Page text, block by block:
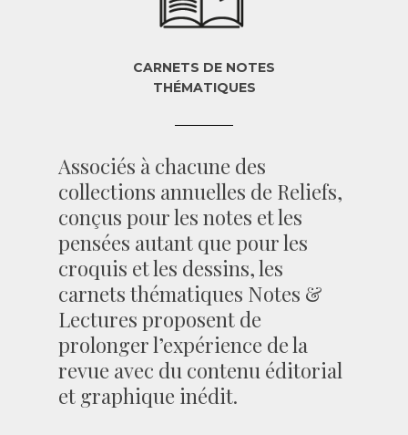
CARNETS DE NOTES
THÉMATIQUES
Associés à chacune des
collections annuelles de Reliefs,
conçus pour les notes et les
pensées autant que pour les
croquis et les dessins, les
carnets thématiques Notes &
Lectures proposent de
prolonger l’expérience de la
revue avec du contenu éditorial
et graphique inédit.